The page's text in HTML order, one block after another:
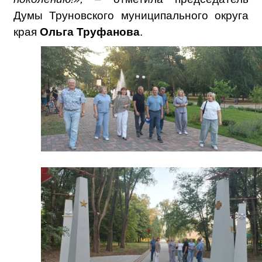
Думы Труновского муниципального округа
края Ольга Труфанова.